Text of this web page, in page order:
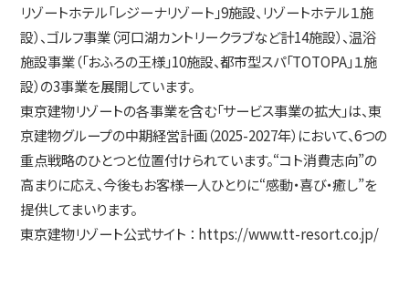
リゾートホテル「レジーナリゾート」9施設、リゾートホテル１施
設）、ゴルフ事業（河口湖カントリークラブなど計14施設）、温浴
施設事業（「おふろの王様」10施設、都市型スパ「TOTOPA」１施
設）の3事業を展開しています。
東京建物リゾートの各事業を含む「サービス事業の拡大」は、東
京建物グループの中期経営計画（2025-2027年）において、6つの
重点戦略のひとつと位置付けられています。“コト消費志向”の
高まりに応え、今後もお客様一人ひとりに“感動・喜び・癒し”を
提供してまいります。
東京建物リゾート公式サイト ： https://www.tt-resort.co.jp/